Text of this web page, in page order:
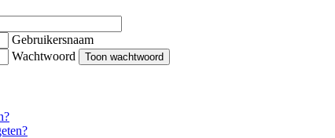
Gebruikersnaam
Wachtwoord
Toon wachtwoord